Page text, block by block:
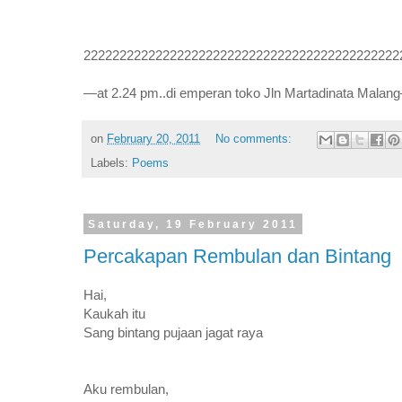
—at 2.24 pm..di emperan toko Jln Martadinata
on February 20, 2011
No comments:
Labels: Poems
Saturday, 19 February 2011
Percakapan Rembulan dan Bintang
Hai,
Kaukah itu
Sang bintang pujaan jagat raya
Aku rembulan,